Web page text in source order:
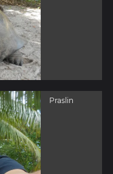
Praslin